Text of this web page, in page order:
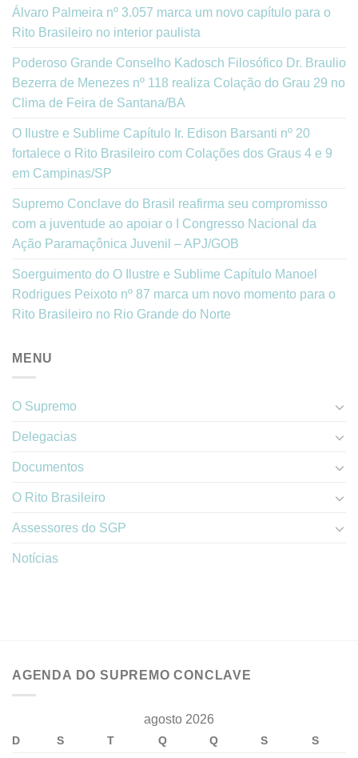
Álvaro Palmeira nº 3.057 marca um novo capítulo para o
Rito Brasileiro no interior paulista
Poderoso Grande Conselho Kadosch Filosófico Dr. Braulio
Bezerra de Menezes nº 118 realiza Colação do Grau 29 no
Clima de Feira de Santana/BA
O Ilustre e Sublime Capítulo Ir. Edison Barsanti nº 20
fortalece o Rito Brasileiro com Colações dos Graus 4 e 9
em Campinas/SP
Supremo Conclave do Brasil reafirma seu compromisso
com a juventude ao apoiar o I Congresso Nacional da
Ação Paramaçônica Juvenil – APJ/GOB
Soerguimento do O Ilustre e Sublime Capítulo Manoel
Rodrigues Peixoto nº 87 marca um novo momento para o
Rito Brasileiro no Rio Grande do Norte
MENU
O Supremo
Delegacias
Documentos
O Rito Brasileiro
Assessores do SGP
Notícias
AGENDA DO SUPREMO CONCLAVE
agosto 2026
D S T Q Q S S